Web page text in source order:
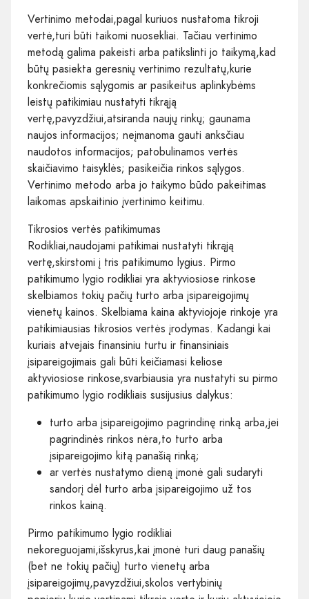
Vertinimo metodai,pagal kuriuos nustatoma tikroji
vertė,turi būti taikomi nuosekliai. Tačiau vertinimo
metodą galima pakeisti arba patikslinti jo taikymą,kad
būtų pasiekta geresnių vertinimo rezultatų,kurie
konkrečiomis sąlygomis ar pasikeitus aplinkybėms
leistų patikimiau nustatyti tikrąją
vertę,pavyzdžiui,atsiranda naujų rinkų; gaunama
naujos informacijos; neįmanoma gauti anksčiau
naudotos informacijos; patobulinamos vertės
skaičiavimo taisyklės; pasikeičia rinkos sąlygos.
Vertinimo metodo arba jo taikymo būdo pakeitimas
laikomas apskaitinio įvertinimo keitimu.
Tikrosios vertės patikimumas
Rodikliai,naudojami patikimai nustatyti tikrąją
vertę,skirstomi į tris patikimumo lygius. Pirmo
patikimumo lygio rodikliai yra aktyviosiose rinkose
skelbiamos tokių pačių turto arba įsipareigojimų
vienetų kainos. Skelbiama kaina aktyviojoje rinkoje yra
patikimiausias tikrosios vertės įrodymas. Kadangi kai
kuriais atvejais finansiniu turtu ir finansiniais
įsipareigojimais gali būti keičiamasi keliose
aktyviosiose rinkose,svarbiausia yra nustatyti su pirmo
patikimumo lygio rodikliais susijusius dalykus:
turto arba įsipareigojimo pagrindinę rinką arba,jei
pagrindinės rinkos nėra,to turto arba
įsipareigojimo kitą panašią rinką;
ar vertės nustatymo dieną įmonė gali sudaryti
sandorį dėl turto arba įsipareigojimo už tos
rinkos kainą.
Pirmo patikimumo lygio rodikliai
nekoreguojami,išskyrus,kai įmonė turi daug panašių
(bet ne tokių pačių) turto vienetų arba
įsipareigojimų,pavyzdžiui,skolos vertybinių